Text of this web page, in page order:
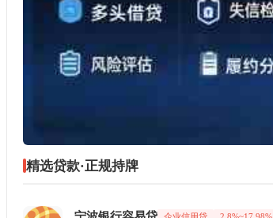
精选贷款·正规持牌
企业信用贷 2.8%~17.98%